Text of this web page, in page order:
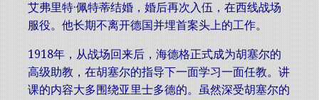
艾弗里特·佩特蒂结婚，婚后再次入伍，在西线战场
服役。他长期不离开德国并埋首案头上的工作。
1918年，从战场回来后，海德格正式成为胡塞尔的
高级助教，在胡塞尔的指导下一面学习一面任教。讲
课的内容大多围绕亚里士多德的。虽然深受胡塞尔的